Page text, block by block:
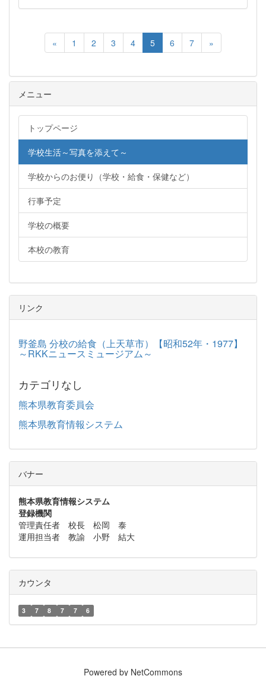
« 1 2 3 4 5 6 7 »
メニュー
トップページ
学校生活～写真を添えて～
学校からのお便り（学校・給食・保健など）
行事予定
学校の概要
本校の教育
リンク
野釜島 分校の給食（上天草市）【昭和52年・1977】
～RKKニュースミュージアム～
カテゴリなし
熊本県教育委員会
熊本県教育情報システム
バナー
熊本県教育情報システム
登録機関
管理責任者 校長 松岡 泰
運用担当者 教諭 小野 結大
カウンタ
3 7 8 7 7 6
Powered by NetCommons